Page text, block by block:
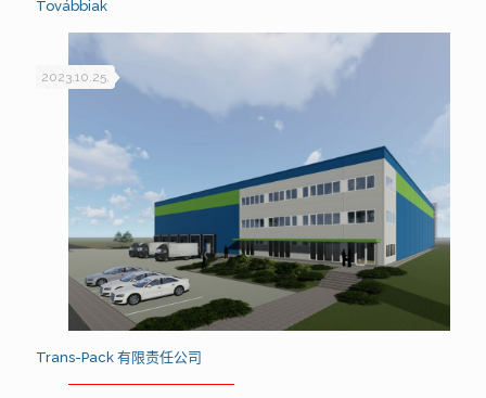
Továbbiak
2023.10.25.
Trans-Pack 有限责任公司